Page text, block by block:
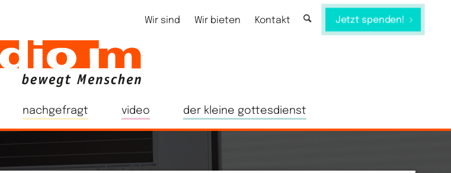
Wir sind Wir bieten Kontakt Jetzt spenden!
nachgefragt video der kleine gottesdienst